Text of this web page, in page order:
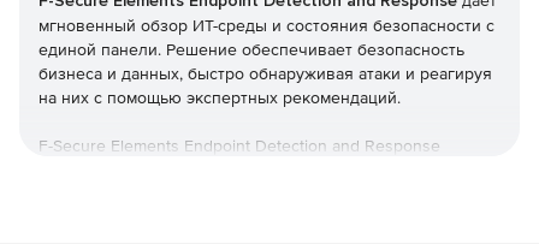
мгновенный обзор ИТ-среды и состояния безопасности с
единой панели. Решение обеспечивает безопасность
бизнеса и данных, быстро обнаруживая атаки и реагируя
на них с помощью экспертных рекомендаций.
F-Secure Elements Endpoint Detection and Response